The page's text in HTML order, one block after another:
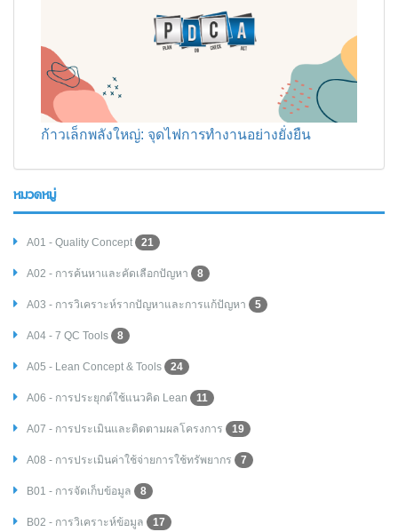
ก้าวเล็กพลังใหญ่: จุดไฟการทำงานอย่างยั่งยืน
หมวดหมู่
A01 - Quality Concept 21
A02 - การค้นหาและคัดเลือกปัญหา 8
A03 - การวิเคราะห์รากปัญหาและการแก้ปัญหา 5
A04 - 7 QC Tools 8
A05 - Lean Concept & Tools 24
A06 - การประยุกต์ใช้แนวคิด Lean 11
A07 - การประเมินและติดตามผลโครงการ 19
A08 - การประเมินค่าใช้จ่ายการใช้ทรัพยากร 7
B01 - การจัดเก็บข้อมูล 8
B02 - การวิเคราะห์ข้อมูล 17